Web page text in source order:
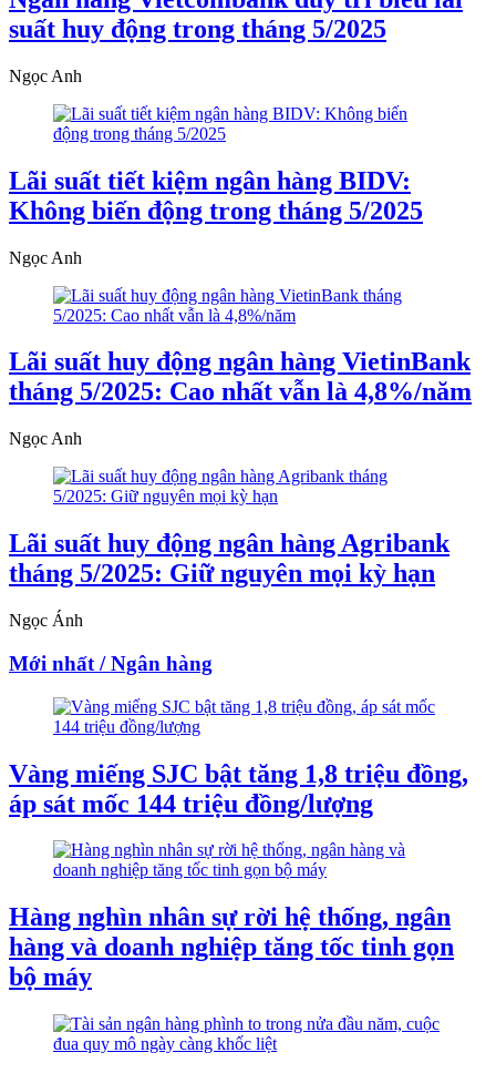
suất huy động trong tháng 5/2025
Ngọc Anh
Lãi suất tiết kiệm ngân hàng BIDV:
Không biến động trong tháng 5/2025
Ngọc Anh
Lãi suất huy động ngân hàng VietinBank
tháng 5/2025: Cao nhất vẫn là 4,8%/năm
Ngọc Anh
Lãi suất huy động ngân hàng Agribank
tháng 5/2025: Giữ nguyên mọi kỳ hạn
Ngọc Ánh
Mới nhất / Ngân hàng
Vàng miếng SJC bật tăng 1,8 triệu đồng,
áp sát mốc 144 triệu đồng/lượng
Hàng nghìn nhân sự rời hệ thống, ngân
hàng và doanh nghiệp tăng tốc tinh gọn
bộ máy